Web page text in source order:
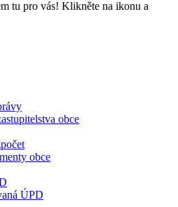
tu pro vás! Klikněte na ikonu a
obce
obce
ÚPD